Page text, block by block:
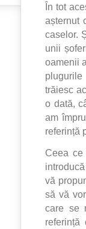
În tot
așternut
caselor.
unii
oamenii
trăiesc
o dată,
am
referință
Ceea
vă
să vă
care se